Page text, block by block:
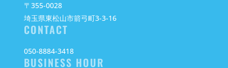
〒355-0028
埼玉県東松山市箭弓町3-3-16
CONTACT
050-8884-3418
BUSINESS HOUR